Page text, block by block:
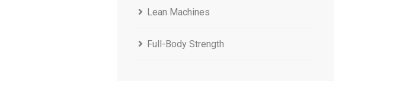
Lean Machines
Full-Body Strength